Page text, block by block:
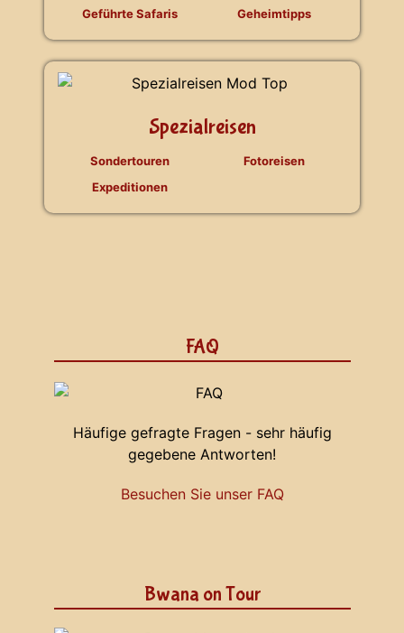
Geführte Safaris
Geheimtipps
Spezialreisen
Sondertouren
Expeditionen
Fotoreisen
FAQ
Häufige gefragte Fragen - sehr häufig
gegebene Antworten!
Besuchen Sie unser FAQ
Bwana on Tour